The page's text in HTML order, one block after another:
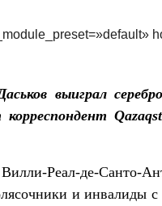
выиграл
Реал-де-Санто-
и инвалиды